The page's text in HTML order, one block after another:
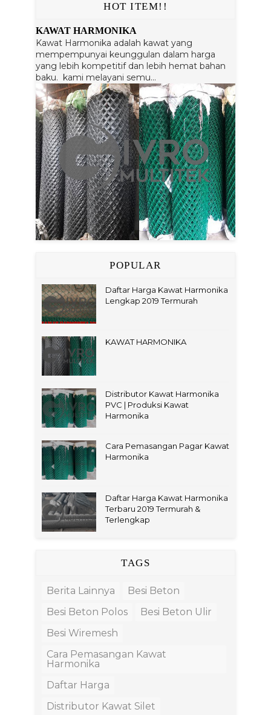
HOT ITEM!!
KAWAT HARMONIKA
Kawat Harmonika adalah kawat yang
mempempunyai keunggulan dalam harga
yang lebih kompetitif dan lebih hemat bahan
baku. kami melayani semu...
POPULAR
Daftar Harga Kawat Harmonika
Lengkap 2019 Termurah
KAWAT HARMONIKA
Distributor Kawat Harmonika
PVC | Produksi Kawat
Harmonika
Cara Pemasangan Pagar Kawat
Harmonika
Daftar Harga Kawat Harmonika
Terbaru 2019 Termurah &
Terlengkap
TAGS
Berita Lainnya
Besi Beton
Besi Beton Polos
Besi Beton Ulir
Besi Wiremesh
Cara Pemasangan Kawat
Harmonika
Daftar Harga
Distributor Kawat Silet